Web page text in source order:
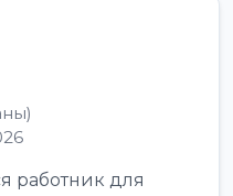
работник для